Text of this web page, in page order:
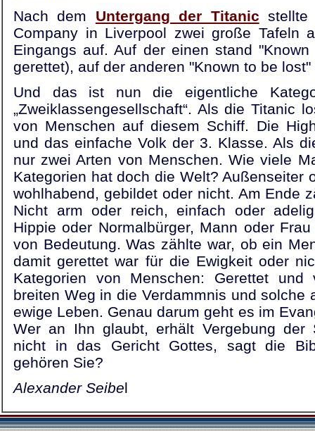
Nach dem Untergang der Titanic stellte
Company in Liverpool zwei große Tafeln
Eingangs auf. Auf der einen stand
gerettet), auf der anderen "Known to be
Und das ist nun die eigentliche
„Zweiklassengesellschaft“. Als die Titanic
von Menschen auf diesem Schiff. Die
und das einfache Volk der 3. Klasse. Als
nur zwei Arten von Menschen. Wie viele
Kategorien hat doch die Welt? Außenseiter
wohlhabend, gebildet oder nicht. Am Ende
Nicht arm oder reich, einfach oder
Hippie oder Normalbürger, Mann oder
von Bedeutung. Was zählte war, ob ein
damit gerettet war für die Ewigkeit oder
Kategorien von Menschen: Gerettet
breiten Weg in die Verdammnis und solche
ewige Leben. Genau darum geht es im
Wer an Ihn glaubt, erhält Vergebung der
nicht in das Gericht Gottes, sagt die
gehören Sie?
Alexander Seibel